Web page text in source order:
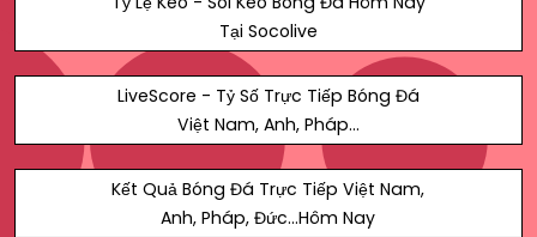
Tại Socolive
LiveScore - Tỷ Số Trực Tiếp Bóng Đá
Việt Nam, Anh, Pháp...
Kết Quả Bóng Đá Trực Tiếp Việt Nam,
Anh, Pháp, Đức...Hôm Nay